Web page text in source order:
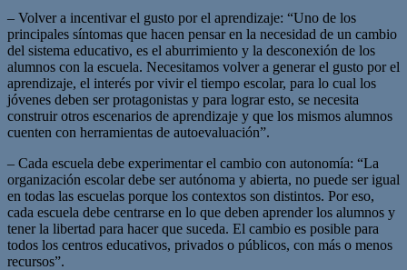
– Volver a incentivar el gusto por el aprendizaje: “Uno de los
principales síntomas que hacen pensar en la necesidad de un cambio
del sistema educativo, es el aburrimiento y la desconexión de los
alumnos con la escuela. Necesitamos volver a generar el gusto por el
aprendizaje, el interés por vivir el tiempo escolar, para lo cual los
jóvenes deben ser protagonistas y para lograr esto, se necesita
construir otros escenarios de aprendizaje y que los mismos alumnos
cuenten con herramientas de autoevaluación”.
– Cada escuela debe experimentar el cambio con autonomía: “La
organización escolar debe ser autónoma y abierta, no puede ser igual
en todas las escuelas porque los contextos son distintos. Por eso,
cada escuela debe centrarse en lo que deben aprender los alumnos y
tener la libertad para hacer que suceda. El cambio es posible para
todos los centros educativos, privados o públicos, con más o menos
recursos”.